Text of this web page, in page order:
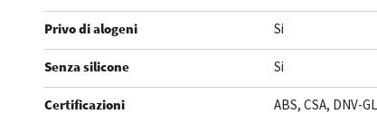
Privo di alogeni Si
Senza silicone Si
Certificazioni ABS, CSA, DNV-